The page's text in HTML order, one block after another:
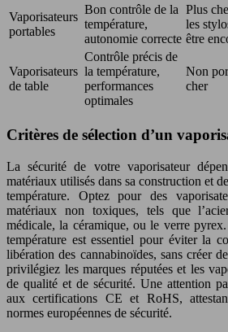
Vaporisateurs
portables
Bon contrôle de la
température,
autonomie correcte
Plus
les
être
Vaporisateurs
de table
Contrôle précis de
la température,
performances
optimales
Non
cher
Critères de sélection d’un
La sécurité de votre vaporisateur
matériaux utilisés dans sa construction et
température. Optez pour des
matériaux non toxiques, tels que
médicale, la céramique, ou le verre
température est essentiel pour éviter la
libération des cannabinoïdes, sans créer
privilégiez les marques réputées et les
de qualité et de sécurité. Une attention
aux certifications CE et RoHS,
normes européennes de sécurité.